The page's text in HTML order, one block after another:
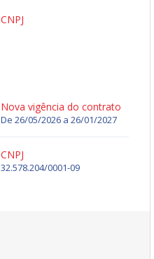
CNPJ
Nova vigência do contrato
De 26/05/2026 a 26/01/2027
CNPJ
32.578.204/0001-09